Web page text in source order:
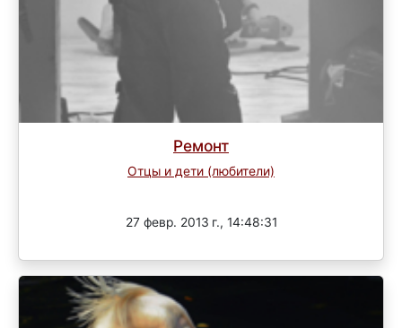
Ремонт
Отцы и дети (любители)
27 февр. 2013 г., 14:48:31